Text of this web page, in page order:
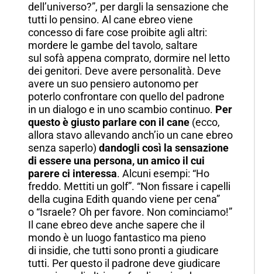
dell’universo?”, per dargli la sensazione che
tutti lo pensino. Al cane ebreo viene
concesso di fare cose proibite agli altri:
mordere le gambe del tavolo, saltare
sul sofà appena comprato, dormire nel letto
dei genitori. Deve avere personalità. Deve
avere un suo pensiero autonomo per
poterlo confrontare con quello del padrone
in un dialogo e in uno scambio continuo. Per
questo è giusto parlare con il cane (ecco,
allora stavo allevando anch’io un cane ebreo
senza saperlo) dandogli così la sensazione
di essere una persona, un amico il cui
parere ci interessa. Alcuni esempi: “Ho
freddo. Mettiti un golf”. “Non fissare i capelli
della cugina Edith quando viene per cena”
o “Israele? Oh per favore. Non cominciamo!”
Il cane ebreo deve anche sapere che il
mondo è un luogo fantastico ma pieno
di insidie, che tutti sono pronti a giudicare
tutti. Per questo il padrone deve giudicare